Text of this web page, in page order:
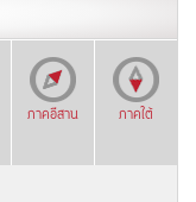
ภาคอีสาน ภาคใต้